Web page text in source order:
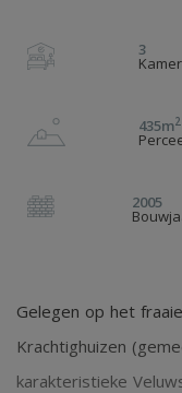
3
435m2
2005
Gelegen op het
Krachtighuizen
karakteristieke